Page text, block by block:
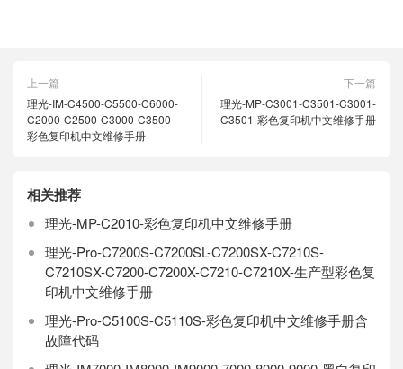
上一篇
理光-IM-C4500-C5500-C6000-
C2000-C2500-C3000-C3500-
彩色复印机中文维修手册
下一篇
理光-MP-C3001-C3501-C3001-
C3501-彩色复印机中文维修手册
相关推荐
理光-MP-C2010-彩色复印机中文维修手册
理光-Pro-C7200S-C7200SL-C7200SX-C7210S-
C7210SX-C7200-C7200X-C7210-C7210X-生产型彩色复
印机中文维修手册
理光-Pro-C5100S-C5110S-彩色复印机中文维修手册含
故障代码